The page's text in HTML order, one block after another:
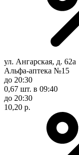
ул. Ангарская, д. 62а
Альфа-аптека №15
до 20:30
0,67 шт. в 09:40
до 20:30
10,20 р.